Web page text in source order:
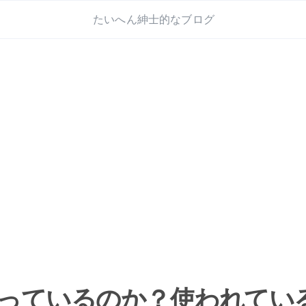
たいへん紳士的なブログ
ているのか？使われてい